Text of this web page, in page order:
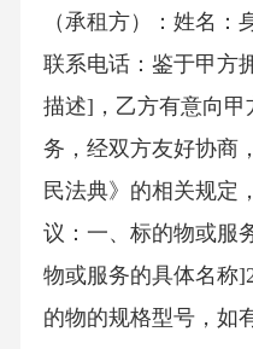
（承租方）：姓名：
联系电话：鉴于甲方
描述]，乙方有意向甲
务，经双方友好协商
民法典》的相关规定
议：一、标的物或服
物或服务的具体名称
的物的规格型号，如